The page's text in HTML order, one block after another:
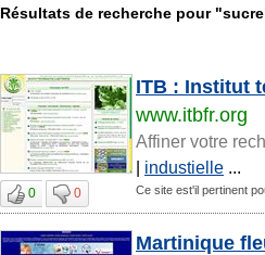
Résultats de recherche pour
ITB : Institut
www.itbfr.org
Affiner votre
| industielle ...
0 0 Ce site est'il pertinent
Martinique